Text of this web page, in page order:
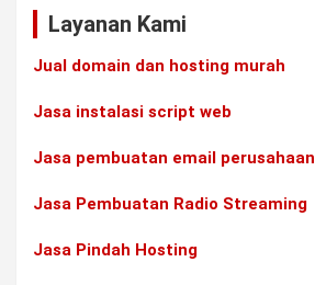
Layanan Kami
Jual domain dan hosting murah
Jasa instalasi script web
Jasa pembuatan email perusahaan
Jasa Pembuatan Radio Streaming
Jasa Pindah Hosting